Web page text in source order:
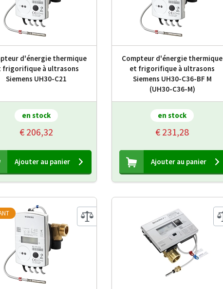
d'énergie thermique
frigorifique à ultrasons
Siemens UH30-C21
en stock
€ 206,32
Ajouter au panier
Compteur d'énergie thermique
et frigorifique à ultrasons
Siemens UH30-C36-BF M
(UH30-C36-M)
en stock
€ 231,28
Ajouter au panier